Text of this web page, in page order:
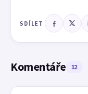
SDÍLET
Komentáře 12